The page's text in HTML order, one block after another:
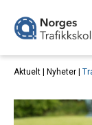
Aktuelt | Nyheter